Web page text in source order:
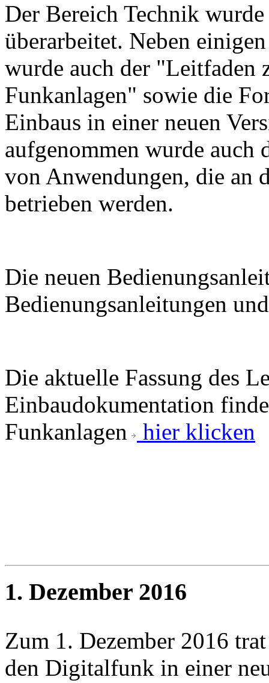
Der Bereich Technik
überarbeitet. Neben
wurde auch der "Leitfaden
Funkanlagen" sowie die
Einbaus in einer neuen
aufgenommen wurde auch
von Anwendungen, die an
betrieben werden.
Die neuen
Bedienungsanleitungen
Die aktuelle Fassung des
Einbaudokumentation
Funkanlagen
hier klicken
1. Dezember 2016
Zum 1. Dezember 2016
den Digitalfunk in einer